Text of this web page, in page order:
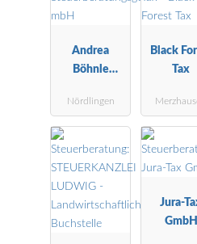
Andrea
Böhnle
ngsgesellscha
ft mbH
Nördlingen
Black
Tax
Jura-
GmbH